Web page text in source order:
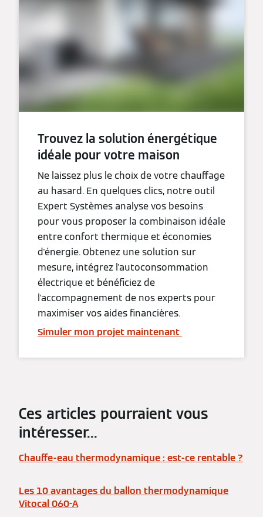
Trouvez la solution énergétique
idéale pour votre maison
Ne laissez plus le choix de votre chauffage
au hasard. En quelques clics, notre outil
Expert Systèmes analyse vos besoins
pour vous proposer la combinaison idéale
entre confort thermique et économies
d'énergie. Obtenez une solution sur
mesure, intégrez l'autoconsommation
électrique et bénéficiez de
l'accompagnement de nos experts pour
maximiser vos aides financières.
Simuler mon projet maintenant
Ces articles pourraient vous
intéresser...
Chauffe-eau thermodynamique : est-ce rentable ?
Les 10 avantages du ballon thermodynamique
Vitocal 060-A